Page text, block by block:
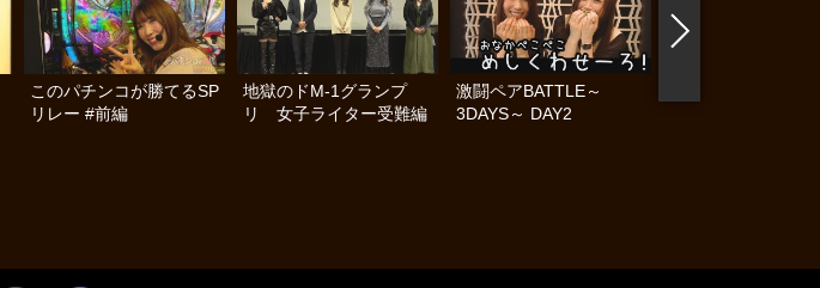
このパチンコが勝てるSP
リレー #前編
地獄のドM-1グランプ
リ 女子ライター受難編
激闘ペアBATTLE～
3DAYS～ DAY2